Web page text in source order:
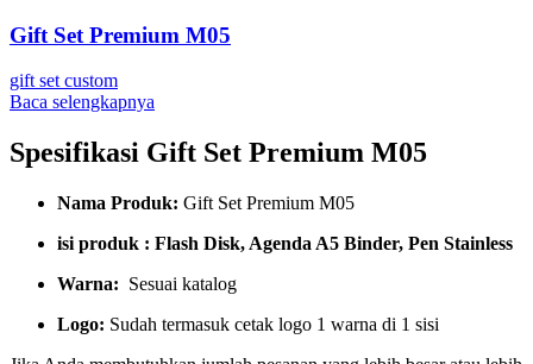
Gift Set Premium M05
gift set custom
Baca selengkapnya
Spesifikasi Gift Set Premium M05
Nama Produk: Gift Set Premium M05
isi produk : Flash Disk, Agenda A5 Binder, Pen Stainless
Warna: Sesuai katalog
Logo: Sudah termasuk cetak logo 1 warna di 1 sisi